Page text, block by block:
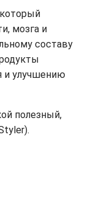
мозга и
составу
и улучшению
полезный,